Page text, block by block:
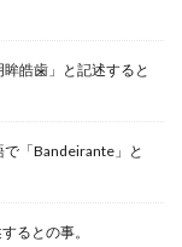
皓歯」と記述すると
で「Bandeirante」と
るとの事。